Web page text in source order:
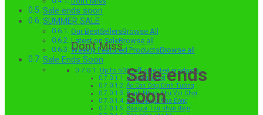
Sale ends soon
SUMMER SALE
Our BestSellersBrowse All
Latest on SaleBrowse all
Weekly Featured ProductsBrowse all
Sale Ends Soon
Up to 50% off selected products
Uncategorized
Áo Con Ong Dính Tường
Banh Nhựa Khu Vui Chơi
Banh Nhựa Nhà Bóng
Báo giá Thú nhún điện
Don’t Miss
Sale ends
soon